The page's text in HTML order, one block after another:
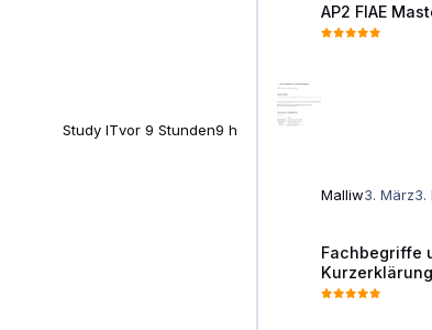
Study ITvor 9 Stunden9 h
AP2 FIAE
Malliw3. März3.
Fachbegriffe
Kurzerklärung